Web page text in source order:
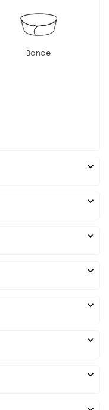
Bande
expand_more
expand_more
expand_more
expand_more
expand_more
expand_more
expand_more